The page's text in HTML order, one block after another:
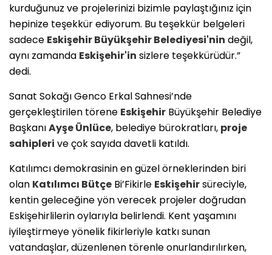
kurduğunuz ve projelerinizi bizimle paylaştığınız için
hepinize teşekkür ediyorum. Bu teşekkür belgeleri
sadece EskişehirBüyükşehir Belediyesi'nin değil,
aynı zamanda Eskişehir'in sizlere teşekkürüdür.”
dedi.
Sanat Sokağı Genco Erkal Sahnesi’nde
gerçekleştirilen törene Eskişehir Büyükşehir Belediye
BaşkanıAyşe Ünlüce, belediye bürokratları, proje
sahipleri ve çok sayıda davetli katıldı.
Katılımcı demokrasinin en güzel örneklerinden biri
olan Katılımcı Bütçe Bi’Fikirle Eskişehirsüreciyle,
kentin geleceğine yön verecek projeler doğrudan
Eskişehirlilerin oylarıyla belirlendi. Kent yaşamını
iyileştirmeye yönelik fikirleriyle katkı sunan
vatandaşlar, düzenlenen törenle onurlandırılırken,